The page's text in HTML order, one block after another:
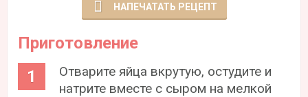
НАПЕЧАТАТЬ РЕЦЕПТ
Приготовление
Отварите яйца вкрутую, остудите и
натрите вместе с сыром на мелкой